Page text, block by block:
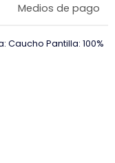
Medios de pago
Caucho Pantilla: 100%